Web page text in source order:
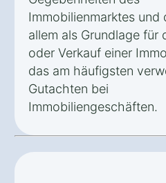
Immobilienmarktes und
allem als Grundlage für
oder Verkauf einer
das am häufigsten
Gutachten bei
Immobiliengeschäften.